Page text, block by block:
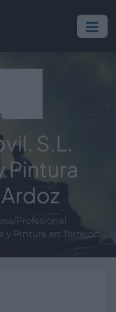
S.L.
Pintura
Profesional
en Torrejón de Ardoz